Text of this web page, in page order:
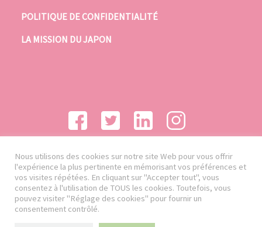
POLITIQUE DE CONFIDENTIALITÉ
LA MISSION DU JAPON
Nous utilisons des cookies sur notre site Web pour vous offrir
l'expérience la plus pertinente en mémorisant vos préférences et
vos visites répétées. En cliquant sur "Accepter tout", vous
consentez à l'utilisation de TOUS les cookies. Toutefois, vous
pouvez visiter "Réglage des cookies" pour fournir un
consentement contrôlé.